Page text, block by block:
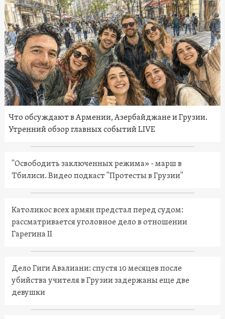
Что обсуждают в Армении, Азербайджане и Грузии.
Утренний обзор главных событий LIVE
"Освободить заключенных режима» - марш в
Тбилиси. Видео подкаст "Протесты в Грузии"
Католикос всех армян предстал перед судом:
рассматривается уголовное дело в отношении
Гарегина II
Дело Гиги Авалиани: спустя 10 месяцев после
убийства учителя в Грузии задержаны еще две
девушки